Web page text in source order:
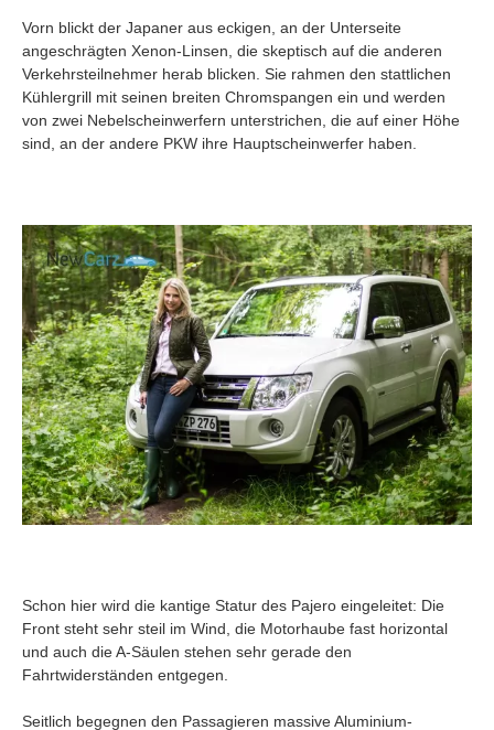
Vorn blickt der Japaner aus eckigen, an der Unterseite
angeschrägten Xenon-Linsen, die skeptisch auf die anderen
Verkehrsteilnehmer herab blicken. Sie rahmen den stattlichen
Kühlergrill mit seinen breiten Chromspangen ein und werden
von zwei Nebelscheinwerfern unterstrichen, die auf einer Höhe
sind, an der andere PKW ihre Hauptscheinwerfer haben.
Schon hier wird die kantige Statur des Pajero eingeleitet: Die
Front steht sehr steil im Wind, die Motorhaube fast horizontal
und auch die A-Säulen stehen sehr gerade den
Fahrtwiderständen entgegen.
Seitlich begegnen den Passagieren massive Aluminium-